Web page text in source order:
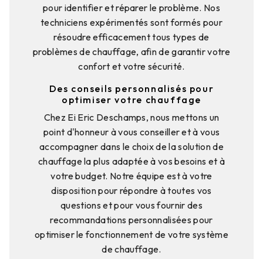
pour identifier et réparer le problème. Nos
techniciens expérimentés sont formés pour
résoudre efficacement tous types de
problèmes de chauffage, afin de garantir votre
confort et votre sécurité.
Des conseils personnalisés pour
optimiser votre chauffage
Chez Ei Eric Deschamps, nous mettons un
point d'honneur à vous conseiller et à vous
accompagner dans le choix de la solution de
chauffage la plus adaptée à vos besoins et à
votre budget. Notre équipe est à votre
disposition pour répondre à toutes vos
questions et pour vous fournir des
recommandations personnalisées pour
optimiser le fonctionnement de votre système
de chauffage.